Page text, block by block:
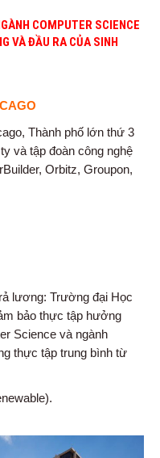
COMPUTER SCIENCE
VÀ ĐẦU RA CỦA SINH
Thành phố lớn thứ 3
và tập đoàn công nghệ
Orbitz, Groupon,
lương: Trường đại Học
bảo thực tập hưởng
Science và ngành
thực tập trung bình từ